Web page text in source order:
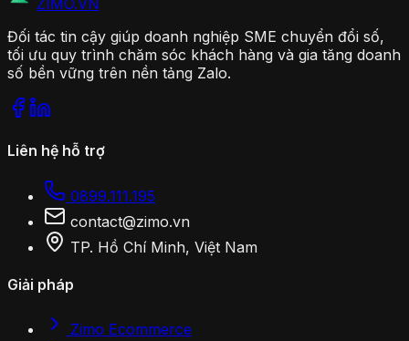
ZIMO.VN
Đối tác tin cậy giúp doanh nghiệp SME chuyển đổi số,
tối ưu quy trình chăm sóc khách hàng và gia tăng doanh
số bền vững trên nền tảng Zalo.
Liên hệ hỗ trợ
0899.111.195
contact@zimo.vn
TP. Hồ Chí Minh, Việt Nam
Giải pháp
Zimo Ecommerce